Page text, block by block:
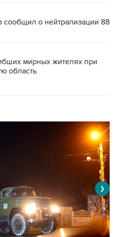
сообщил о нейтрализации 88
мирных жителях при
область
❯